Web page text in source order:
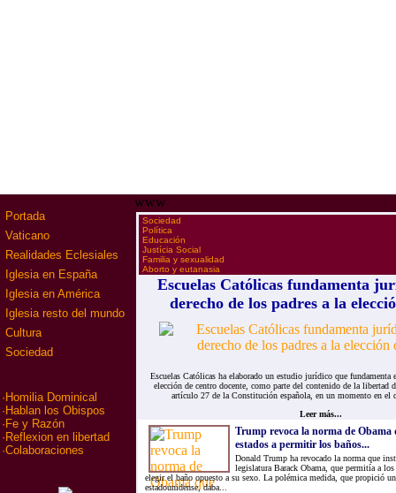
Portada
Vaticano
Realidades Eclesiales
Iglesia en España
Iglesia en América
Iglesia resto del mundo
Cultura
Sociedad
· Homilia Dominical
· Hablan los Obispos
· Fe y Razón
· Reflexion en libertad
·Colaboraciones
www
·Sociedad
·Política
·Educación
·Justícia Social
·Familia y sexualidad
·Aborto y eutanasia
Escuelas Católicas fundamenta
derecho de los padres a la
Escuelas Católicas ha elaborado un estudio jurídico que fundamenta
elección de centro docente, como parte del contenido de la libertad
artículo 27 de la Constitución española, en un momento en el
Leer más...
Trump revoca la norma de Obama
estados a permitir los baños...
Donald Trump ha revocado la norma que
legislatura Barack Obama, que permitía a
elegir el baño opuesto a su sexo. La polémica medida, que propició
estadounidense, daba...